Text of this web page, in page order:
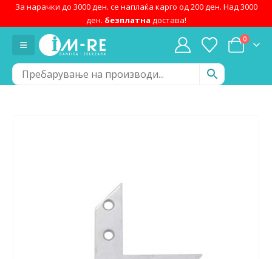
За нарачки до 3000 ден. се наплаќа карго од 200 ден. Над 3000
ден. безплатна достава!
0